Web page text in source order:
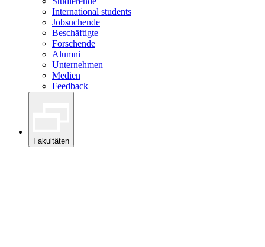
International students
Jobsuchende
Beschäftigte
Forschende
Alumni
Unternehmen
Medien
Feedback
Fakultäten